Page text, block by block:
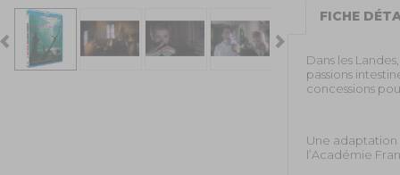
FICHE
Dans les
passions
concessions
Une
l’Académie